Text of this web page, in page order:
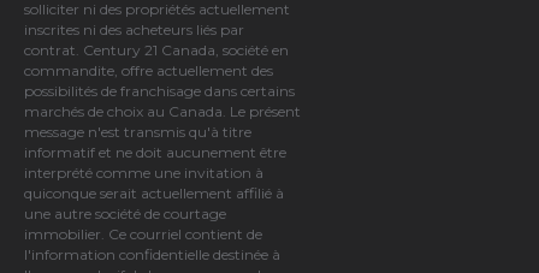
solliciter ni des propriétés actuellement
inscrites ni des acheteurs liés par
contrat. Century 21 Canada, société en
commandite, offre actuellement des
possibilités de franchisage dans certains
marchés de choix au Canada. Le présent
message n'est transmis qu'à titre
informatif et ne doit aucunement être
interprété comme une invitation à
quiconque serait actuellement affilié à
une autre société de courtage
immobilier. Ce courriel contient de
l'information confidentielle destinée à